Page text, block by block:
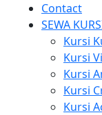
Contact
SEWA
Kursi
Kursi
Kursi
Kursi
Kursi